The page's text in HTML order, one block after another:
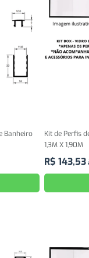
Banheiro
Kit de Perfis
1,3M X 1,90M
R$ 143,53